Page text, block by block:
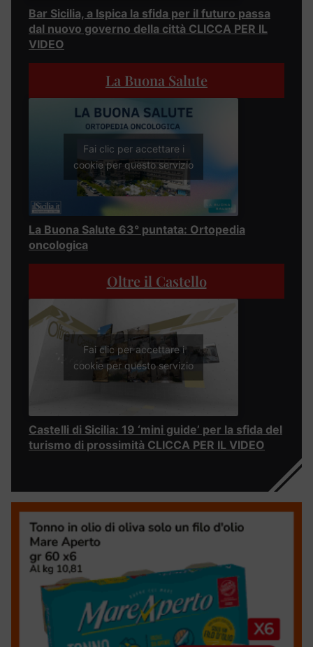
Bar Sicilia, a Ispica la sfida per il futuro passa
dal nuovo governo della città CLICCA PER IL
VIDEO
La Buona Salute
Fai clic per accettare i
cookie per questo servizio
La Buona Salute 63° puntata: Ortopedia
oncologica
Oltre il Castello
Fai clic per accettare i
cookie per questo servizio
Castelli di Sicilia: 19 ‘mini guide’ per la sfida del
turismo di prossimità CLICCA PER IL VIDEO